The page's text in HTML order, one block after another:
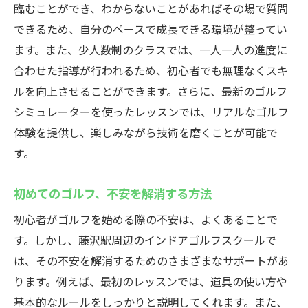
臨むことができ、わからないことがあればその場で質問
できるため、自分のペースで成長できる環境が整ってい
ます。また、少人数制のクラスでは、一人一人の進度に
合わせた指導が行われるため、初心者でも無理なくスキ
ルを向上させることができます。さらに、最新のゴルフ
シミュレーターを使ったレッスンでは、リアルなゴルフ
体験を提供し、楽しみながら技術を磨くことが可能で
す。
初めてのゴルフ、不安を解消する方法
初心者がゴルフを始める際の不安は、よくあることで
す。しかし、藤沢駅周辺のインドアゴルフスクールで
は、その不安を解消するためのさまざまなサポートがあ
ります。例えば、最初のレッスンでは、道具の使い方や
基本的なルールをしっかりと説明してくれます。また、